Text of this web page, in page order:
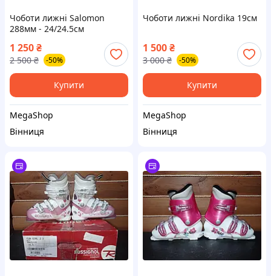
Чоботи лижні Salomon
288мм - 24/24.5см
1 250₴
2 500 ₴ -50%
Купити
MegaShop
Вінниця
Чоботи лижні Nordika 19см
1 500₴
3 000 ₴ -50%
Купити
MegaShop
Вінниця